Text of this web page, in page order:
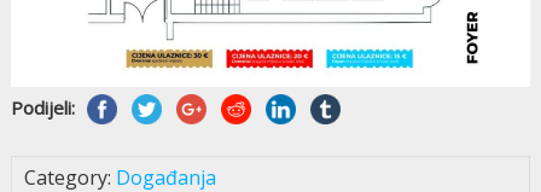
Podijeli:
Category: Događanja